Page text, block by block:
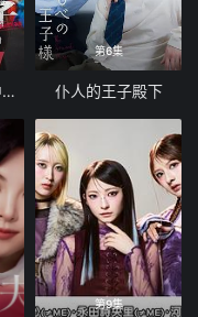
八神瑛子：上野中央署组织犯罪对策课
第6集
仆人的王子殿下
第9集